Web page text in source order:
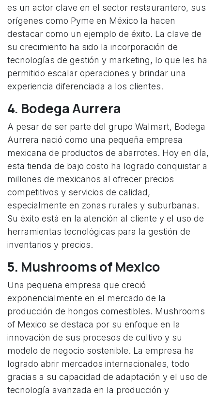
es un actor clave en el sector restaurantero, sus
orígenes como Pyme en México la hacen
destacar como un ejemplo de éxito. La clave de
su crecimiento ha sido la incorporación de
tecnologías de gestión y marketing, lo que les ha
permitido escalar operaciones y brindar una
experiencia diferenciada a los clientes.
4. Bodega Aurrera
A pesar de ser parte del grupo Walmart, Bodega
Aurrera nació como una pequeña empresa
mexicana de productos de abarrotes. Hoy en día,
esta tienda de bajo costo ha logrado conquistar a
millones de mexicanos al ofrecer precios
competitivos y servicios de calidad,
especialmente en zonas rurales y suburbanas.
Su éxito está en la atención al cliente y el uso de
herramientas tecnológicas para la gestión de
inventarios y precios.
5. Mushrooms of Mexico
Una pequeña empresa que creció
exponencialmente en el mercado de la
producción de hongos comestibles. Mushrooms
of Mexico se destaca por su enfoque en la
innovación de sus procesos de cultivo y su
modelo de negocio sostenible. La empresa ha
logrado abrir mercados internacionales, todo
gracias a su capacidad de adaptación y el uso de
tecnología avanzada en la producción y